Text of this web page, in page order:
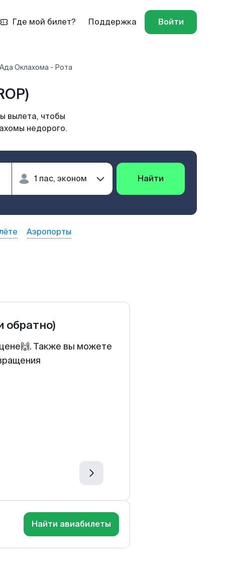
Где мой билет? Поддержка Войти
Оклахома - Рота
вылета, чтобы
недорого.
Найти
Аэропорты
обратно)
Также вы можете
Найти авиабилеты